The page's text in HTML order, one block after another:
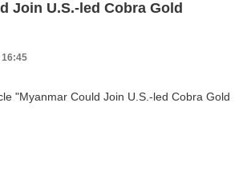
Join U.S.-led Cobra Gold
16:45